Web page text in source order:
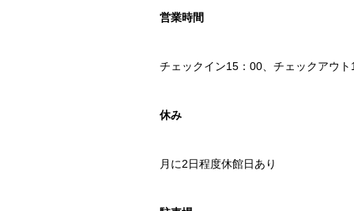
営業時間
チェックイン15：00、チェックアウト
休み
月に2日程度休館日あり